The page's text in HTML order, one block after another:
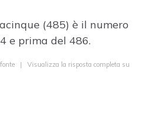
(485) è il numero
e prima del 486.
| Visualizza la risposta completa su